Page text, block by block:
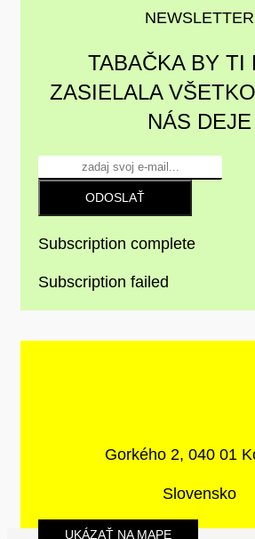
NEWSLETTER
TABAČKA BY TI
ZASIELALA
NÁS DEJE
ODOSLAŤ
Subscription complete
Subscription failed
Gorkého 2, 040 01
Slovensko
UKÁZAŤ NA MAPE